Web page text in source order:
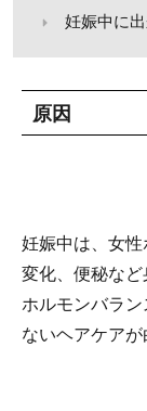
妊娠中に
原因
妊娠中は、女
変化、便秘など
ホルモンバラ
ないヘアケアが